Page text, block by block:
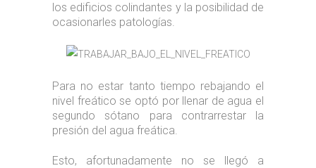
los edificios colindantes y la posibilidad de
ocasionarles patologías.
Para no estar tanto tiempo rebajando el
nivel freático se optó por llenar de agua el
segundo sótano para contrarrestar la
presión del agua freática.
Esto, afortunadamente no se llegó a